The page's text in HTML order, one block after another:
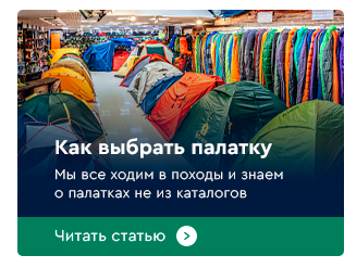
Для альпинизма 15
Спец. назначение 6
Женские 48
Для переноски детей 9
Детские 31
Фрирайд, бэккантри 24